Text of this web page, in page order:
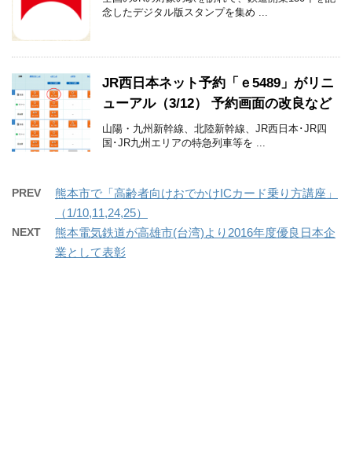
念したデジタル版スタンプを集め ...
JR西日本ネット予約「ｅ5489」がリニ
ューアル（3/12） 予約画面の改良など
山陽・九州新幹線、北陸新幹線、JR西日本･JR四
国･JR九州エリアの特急列車等を ...
PREV
熊本市で「高齢者向けおでかけICカード乗り方講座」
（1/10,11,24,25）
NEXT
熊本電気鉄道が高雄市(台湾)より2016年度優良日本企
業として表彰